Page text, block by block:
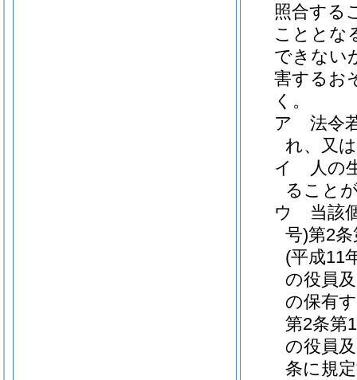
照合する
こととな
できない
害するお
く。
ア
法令
れ、又
イ
人の
ること
ウ
当該
号)第2
(平成11
の役員
の保有
第2条第
の役員
条に規